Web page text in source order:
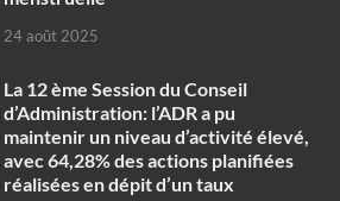
24 août 2025
La 12 ème Session du Conseil
d’Administration: l’ADR a pu
maintenir un niveau d’activité élevé,
avec 64,28% des actions planifiées
réalisées en dépit d’un taux